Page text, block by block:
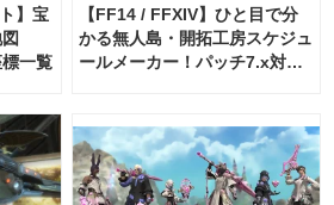
】宝
一覧
【FF14 / FFXIV】ひと目で分
かる無人島・開拓工房スケジュ
ールメーカー！パッチ7.x対応